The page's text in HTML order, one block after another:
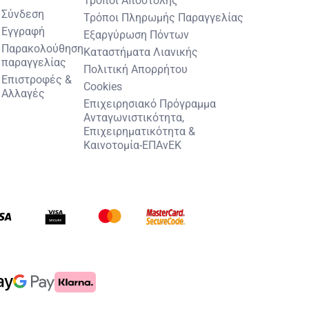
Σύνδεση
Εγγραφή
Παρακολούθηση
παραγγελίας
Επιστροφές &
Αλλαγές
Τρόποι Πληρωμής Παραγγελίας
Εξαργύρωση Πόντων
Καταστήματα Λιανικής
Πολιτική Απορρήτου
Cookies
Επιχειρησιακό Πρόγραμμα
Ανταγωνιστικότητα,
Επιχειρηματικότητα &
Καινοτομία-ΕΠΑνΕΚ